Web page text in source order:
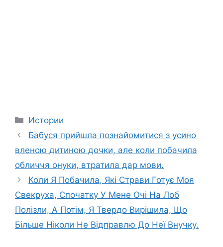
Categories
Истории
Бабуся прийшла познайомитися з усино
вленою дитиною дочки, але коли побачила
обличчя онуки, втратила дар мови.
Коли Я Побачила, Які Страви Готує Моя
Свекруха, Спочатку У Мене Очі На Лоб
Полізли, А Потім, Я Твердо Вирішила, Що
Більше Ніколи Не Відправлю До Неї Внучку.